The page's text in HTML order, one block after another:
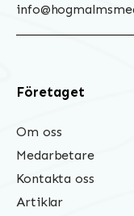
Företaget
Om oss
Medarbetare
Kontakta oss
Artiklar